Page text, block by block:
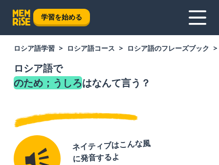
学習を始める
ロシア語学習 ロシア語コース ロシア語のフレーズブック
ロシア語で
のため；うしろはなんて言う？
ネイティブはこんな風
に発音するよ